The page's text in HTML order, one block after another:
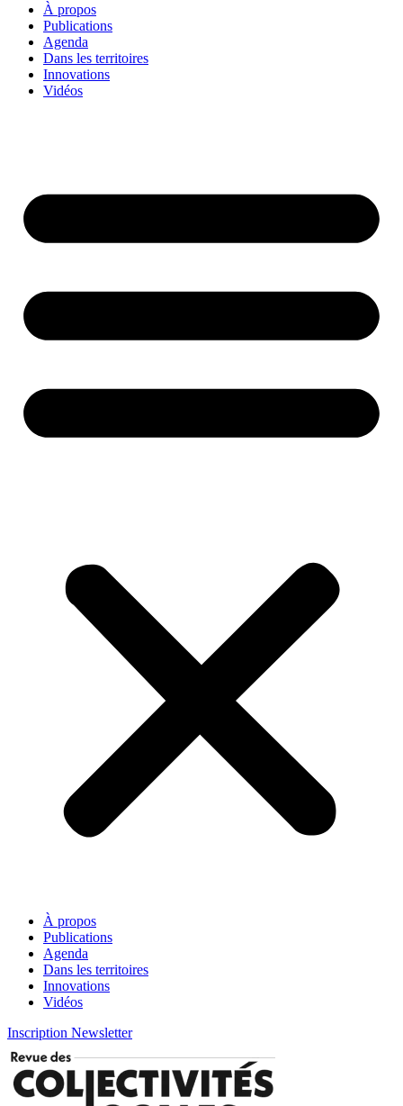
À propos
Publications
Agenda
Dans les territoires
Innovations
Vidéos
À propos
Publications
Agenda
Dans les territoires
Innovations
Vidéos
Inscription Newsletter